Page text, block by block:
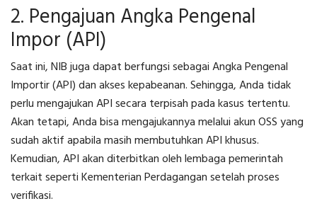
2. Pengajuan Angka Pengenal
Impor (API)
Saat ini, NIB juga dapat berfungsi sebagai Angka Pengenal
Importir (API) dan akses kepabeanan. Sehingga, Anda tidak
perlu mengajukan API secara terpisah pada kasus tertentu.
Akan tetapi, Anda bisa mengajukannya melalui akun OSS yang
sudah aktif apabila masih membutuhkan API khusus.
Kemudian, API akan diterbitkan oleh lembaga pemerintah
terkait seperti Kementerian Perdagangan setelah proses
verifikasi.